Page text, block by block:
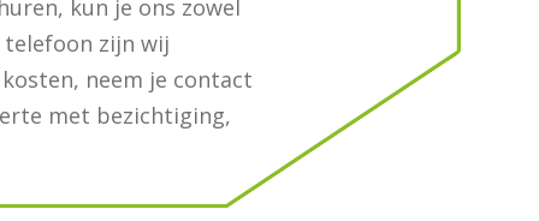
kun je ons zowel
telefoon zijn wij
neem je contact
met bezichtiging,